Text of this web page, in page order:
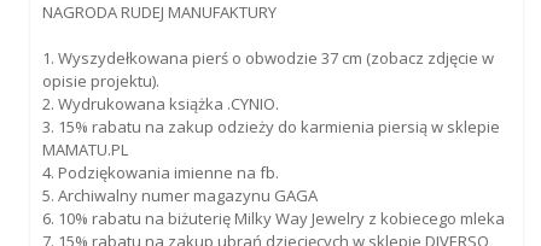
NAGRODA RUDEJ MANUFAKTURY
1. Wyszydełkowana pierś o obwodzie 37 cm (zobacz zdjęcie w
opisie projektu).
2. Wydrukowana książka .CYNIO.
3. 15% rabatu na zakup odzieży do karmienia piersią w sklepie
MAMATU.PL
4. Podziękowania imienne na fb.
5. Archiwalny numer magazynu GAGA
6. 10% rabatu na biżuterię Milky Way Jewelry z kobiecego mleka
7. 15% rabatu na zakup ubrań dziecięcych w sklepie DIVERSO